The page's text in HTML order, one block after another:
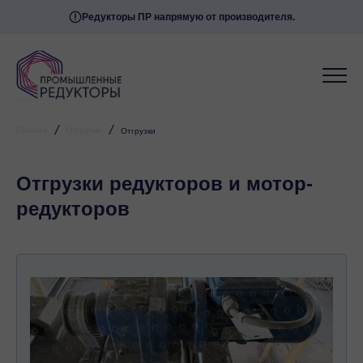
Редукторы ПР напрямую от производителя.
/ / Отгрузки
Отгрузки редукторов и мотор-
редукторов